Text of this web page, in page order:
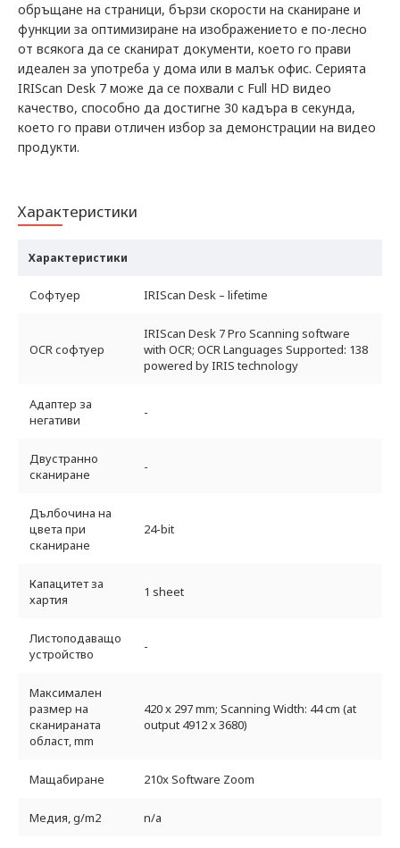
обръщане на страници, бързи скорости на сканиране и
функции за оптимизиране на изображението е по-лесно
от всякога да се сканират документи, което го прави
идеален за употреба у дома или в малък офис. Серията
IRIScan Desk 7 може да се похвали с Full HD видео
качество, способно да достигне 30 кадъра в секунда,
което го прави отличен избор за демонстрации на видео
продукти.
Характеристики
Характеристики
Софтуер IRIScan Desk – lifetime
OCR софтуер
IRIScan Desk 7 Pro Scanning software
with OCR; OCR Languages Supported: 138
powered by IRIS technology
Адаптер за
негативи
-
Двустранно
сканиране
-
Дълбочина на
цвета при
сканиране
24-bit
Капацитет за
хартия
1 sheet
Листоподаващо
устройство
-
Максимален
размер на
сканираната
област, mm
420 x 297 mm; Scanning Width: 44 cm (at
output 4912 x 3680)
Мащабиране 210x Software Zoom
Медия, g/m2 n/a